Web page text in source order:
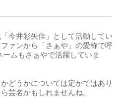
今井彩矢佳」として活動してい
ァンから「さぁや」の愛称で呼
ムもさぁやで活躍していま
どうかについては定かではあり
芸名かもしれませんね。